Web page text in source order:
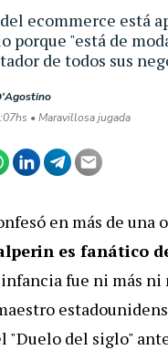
ecommerce está
porque "está de
de todos sus
• Maravillosa jugada
en más de una
es fanático
fue ni más ni
"Duelo del siglo"